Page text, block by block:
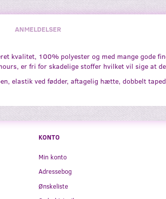
ANMELDELSER
kvalitet, 100% polyester og med mange gode
er fri for skadelige stoffer hvilket vil sige at
elastik ved fødder, aftagelig hætte, dobbelt
KONTO
Min konto
Adressebog
Ønskeliste